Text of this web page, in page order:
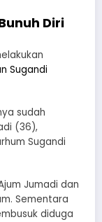
Diri
Sugandi
sudah
(36),
Sugandi
Jumadi dan
Sementara
diduga